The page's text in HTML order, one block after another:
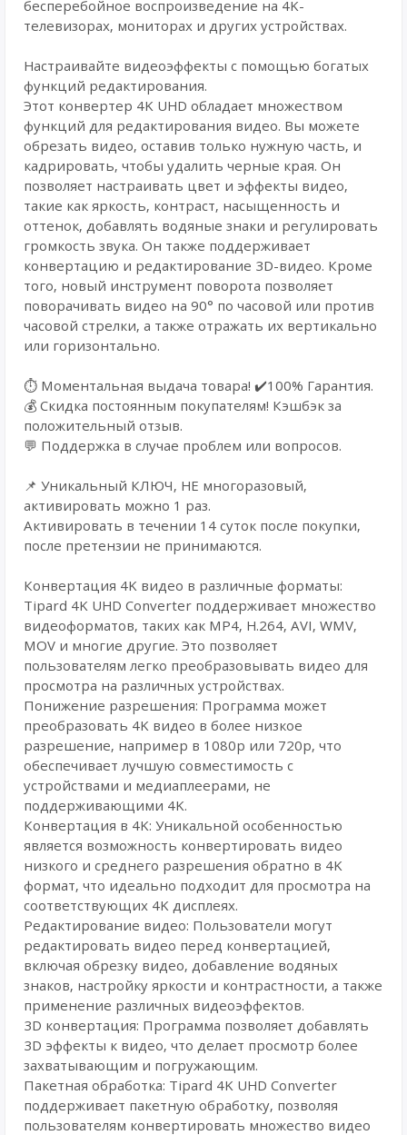
бесперебойное воспроизведение на 4K-
телевизорах, мониторах и других устройствах.
Настраивайте видеоэффекты с помощью богатых
функций редактирования.
Этот конвертер 4K UHD обладает множеством
функций для редактирования видео. Вы можете
обрезать видео, оставив только нужную часть, и
кадрировать, чтобы удалить черные края. Он
позволяет настраивать цвет и эффекты видео,
такие как яркость, контраст, насыщенность и
оттенок, добавлять водяные знаки и регулировать
громкость звука. Он также поддерживает
конвертацию и редактирование 3D-видео. Кроме
того, новый инструмент поворота позволяет
поворачивать видео на 90° по часовой или против
часовой стрелки, а также отражать их вертикально
или горизонтально.
⏱️ Моментальная выдача товара! ✔️100% Гарантия.
💰 Cкидка постоянным покупателям! Кэшбэк за
положительный отзыв.
💬 Поддержка в случае проблем или вопросов.
📌 Уникальный КЛЮЧ, НЕ многоразовый,
активировать можно 1 раз.
Активировать в течении 14 суток после покупки,
после претензии не принимаются.
Конвертация 4K видео в различные форматы:
Tipard 4K UHD Converter поддерживает множество
видеоформатов, таких как MP4, H.264, AVI, WMV,
MOV и многие другие. Это позволяет
пользователям легко преобразовывать видео для
просмотра на различных устройствах.
Понижение разрешения: Программа может
преобразовать 4K видео в более низкое
разрешение, например в 1080p или 720p, что
обеспечивает лучшую совместимость с
устройствами и медиаплеерами, не
поддерживающими 4K.
Конвертация в 4K: Уникальной особенностью
является возможность конвертировать видео
низкого и среднего разрешения обратно в 4K
формат, что идеально подходит для просмотра на
соответствующих 4K дисплеях.
Редактирование видео: Пользователи могут
редактировать видео перед конвертацией,
включая обрезку видео, добавление водяных
знаков, настройку яркости и контрастности, а также
применение различных видеоэффектов.
3D конвертация: Программа позволяет добавлять
3D эффекты к видео, что делает просмотр более
захватывающим и погружающим.
Пакетная обработка: Tipard 4K UHD Converter
поддерживает пакетную обработку, позволяя
пользователям конвертировать множество видео